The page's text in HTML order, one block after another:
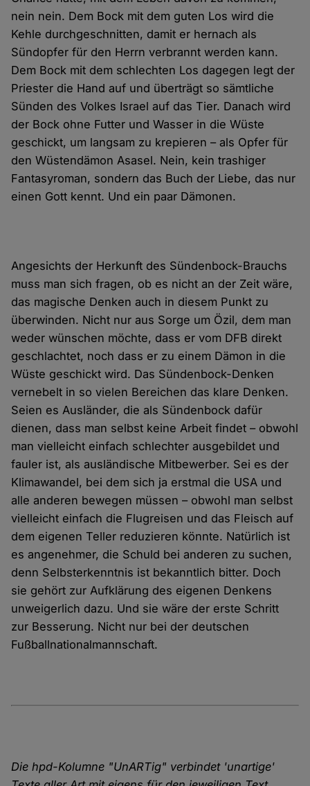
nein nein. Dem Bock mit dem guten Los wird die
Kehle durchgeschnitten, damit er hernach als
Sündopfer für den Herrn verbrannt werden kann.
Dem Bock mit dem schlechten Los dagegen legt der
Priester die Hand auf und überträgt so sämtliche
Sünden des Volkes Israel auf das Tier. Danach wird
der Bock ohne Futter und Wasser in die Wüste
geschickt, um langsam zu krepieren – als Opfer für
den Wüstendämon Asasel. Nein, kein trashiger
Fantasyroman, sondern das Buch der Liebe, das nur
einen Gott kennt. Und ein paar Dämonen.
Angesichts der Herkunft des Sündenbock-Brauchs
muss man sich fragen, ob es nicht an der Zeit wäre,
das magische Denken auch in diesem Punkt zu
überwinden. Nicht nur aus Sorge um Özil, dem man
weder wünschen möchte, dass er vom DFB direkt
geschlachtet, noch dass er zu einem Dämon in die
Wüste geschickt wird. Das Sündenbock-Denken
vernebelt in so vielen Bereichen das klare Denken.
Seien es Ausländer, die als Sündenbock dafür
dienen, dass man selbst keine Arbeit findet – obwohl
man vielleicht einfach schlechter ausgebildet und
fauler ist, als ausländische Mitbewerber. Sei es der
Klimawandel, bei dem sich ja erstmal die USA und
alle anderen bewegen müssen – obwohl man selbst
vielleicht einfach die Flugreisen und das Fleisch auf
dem eigenen Teller reduzieren könnte. Natürlich ist
es angenehmer, die Schuld bei anderen zu suchen,
denn Selbsterkenntnis ist bekanntlich bitter. Doch
sie gehört zur Aufklärung des eigenen Denkens
unweigerlich dazu. Und sie wäre der erste Schritt
zur Besserung. Nicht nur bei der deutschen
Fußballnationalmannschaft.
Die hpd-Kolumne "UnARTig" verbindet 'unartige'